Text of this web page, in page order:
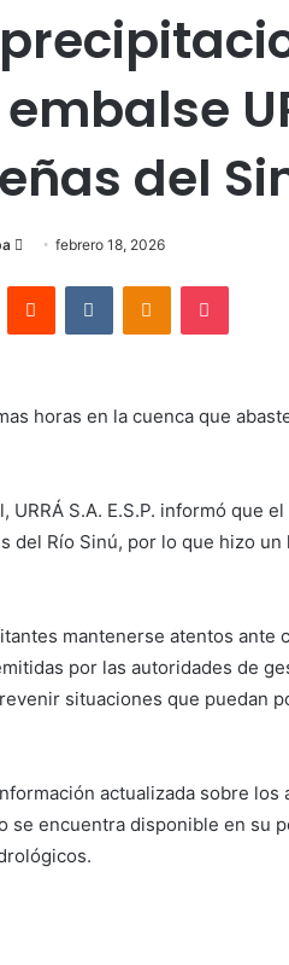
del
Send
email
febrero 18, 2026
Reddit VKontakteOdnoklassniki
Pocket
horas en la cuenca que
URRÁ S.A. E.S.P. informó que
del Río Sinú, por lo que hizo
mantenerse atentos ante
por las autoridades de
situaciones que puedan
actualizada sobre
se encuentra disponible en su